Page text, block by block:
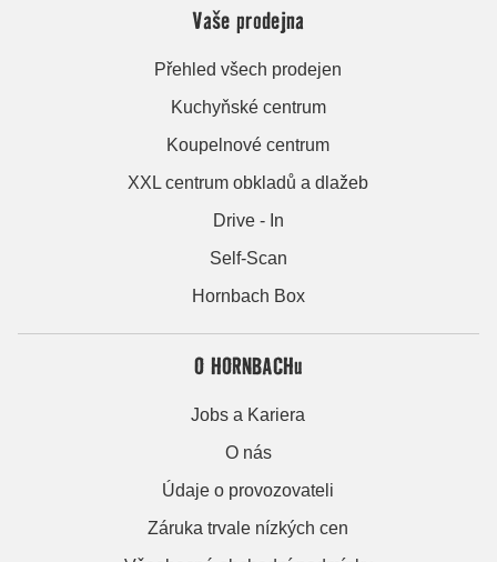
Vaše prodejna
Přehled všech prodejen
Kuchyňské centrum
Koupelnové centrum
XXL centrum obkladů a dlažeb
Drive - In
Self-Scan
Hornbach Box
O HORNBACHu
Jobs a Kariera
O nás
Údaje o provozovateli
Záruka trvale nízkých cen